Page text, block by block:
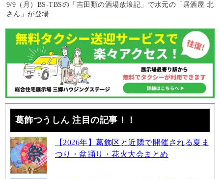
9/9（月）BS-TBSの「吉田類の酒場放浪記」で水元の「居酒屋 北
さん」が登場
葛飾つうしん 注目の記事！！
【2026年】葛飾区と近隣で開催される夏ま
つり・盆踊り・花火大会まとめ